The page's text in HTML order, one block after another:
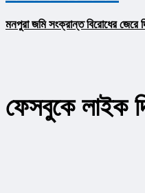
মনপুরা জমি সংক্রান্ত বিরোধের জেরে
ফেসবুকে লাইক